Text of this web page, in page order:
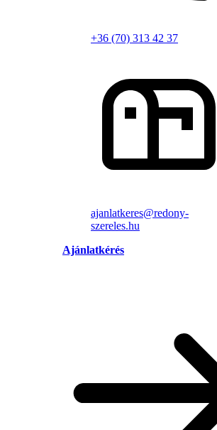
+36 (70) 313 42 37
ajanlatkeres@redony-
szereles.hu
Ajánlatkérés